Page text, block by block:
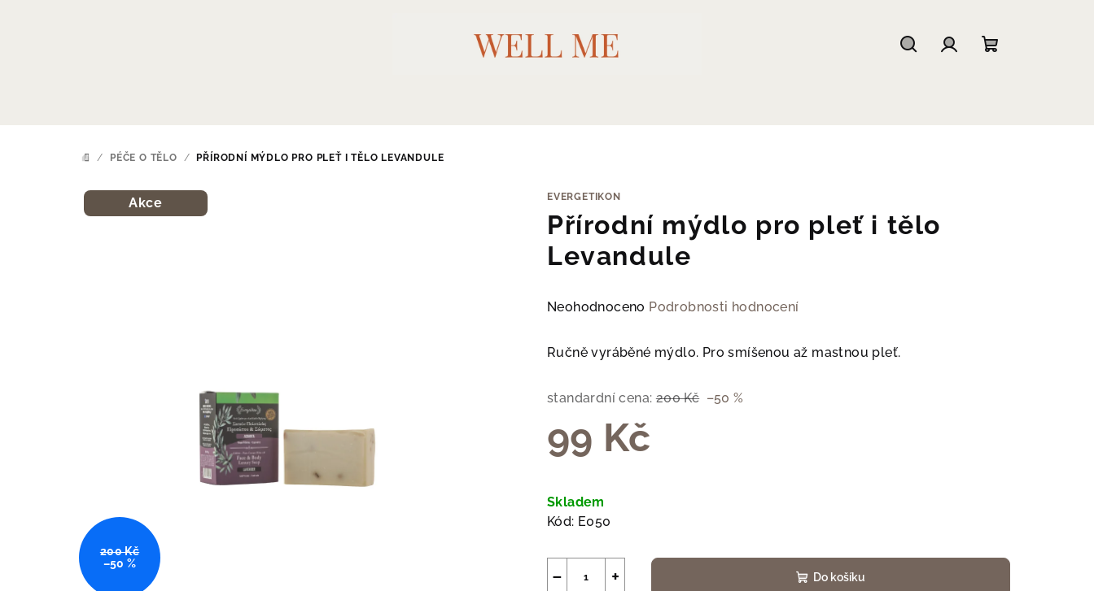
DOMŮ
/ PÉČE O TĚLO / PŘÍRODNÍ MÝDLO PRO PLEŤ I TĚLO LEVANDULE
EVERGETIKON
Přírodní mýdlo pro pleť i tělo
Levandule
Průměrné
produktu
z
hvězdiček.
Neohodnoceno Podrobnosti hodnocení
Ručně vyráběné mýdlo. Pro smíšenou až mastnou pleť.
standardní cena: 200 Kč –50 %
99 Kč
cena:
Skladem
Kód: E050
+
− Do košíku
Akce
200 Kč
–50 %